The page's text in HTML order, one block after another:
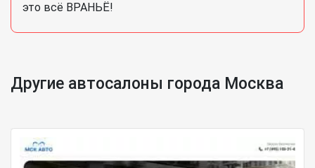
это всё ВРАНЬЁ!
Другие автосалоны города Москва